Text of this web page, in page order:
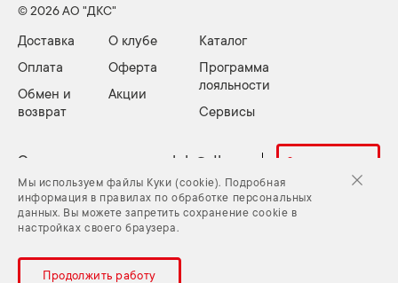
© 2026 АО "ДКС"
Доставка
Оплата
Обмен и
возврат
О клубе
Оферта
Акции
Каталог
Программа
лояльности
Сервисы
Электронная почта: club@dkc.ru Задать вопрос
Куки (cookie) и Политика конфиденциальности
Задать вопрос
Карта сайта
Мы используем файлы Куки (cookie). Подробная
информация в правилах по обработке персональных
данных. Вы можете запретить сохранение cookie в
настройках своего браузера.
Продолжить работу